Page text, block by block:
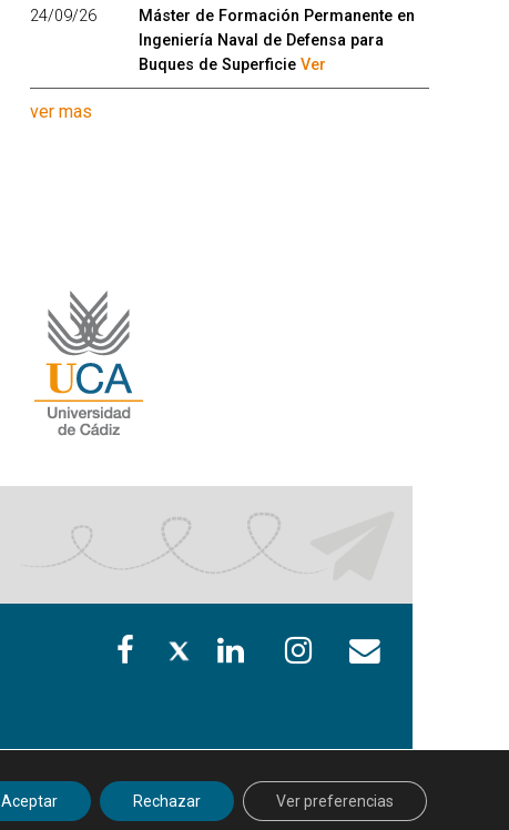
24/09/26
Máster de Formación Permanente en
Ingeniería Naval de Defensa para
Buques de Superficie Ver
ver mas
Aceptar Rechazar Ver preferencias